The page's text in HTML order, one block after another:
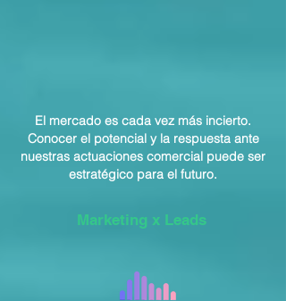
El mercado es cada vez más incierto.
Conocer el potencial y la respuesta ante
nuestras actuaciones comercial puede ser
estratégico para el futuro.
Marketing x Leads